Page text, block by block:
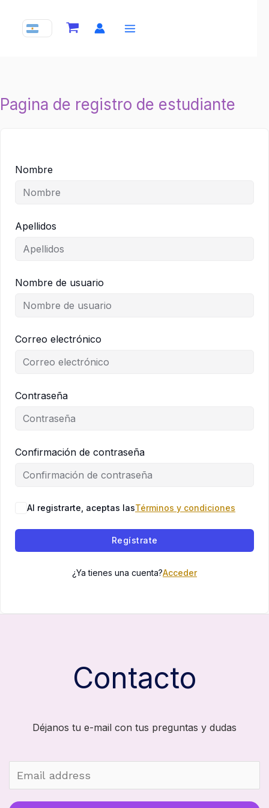
contenido
Pagina de registro de estudiante
Nombre
Apellidos
Nombre de usuario
Correo electrónico
Contraseña
Confirmación de contraseña
Al registrarte, aceptas lasTérminos y condiciones
Regístrate
¿Ya tienes una cuenta?Acceder
Contacto
Déjanos tu e-mail con tus preguntas y dudas